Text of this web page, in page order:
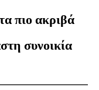
πιο ακριβά
συνοικία